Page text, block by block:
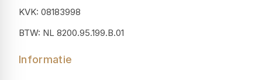
KVK: 08183998
BTW: NL 8200.95.199.B.01
Informatie